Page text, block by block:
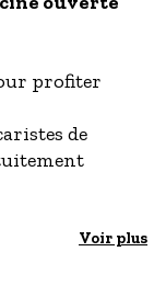
profiter
de
juillet au 31Voir plus